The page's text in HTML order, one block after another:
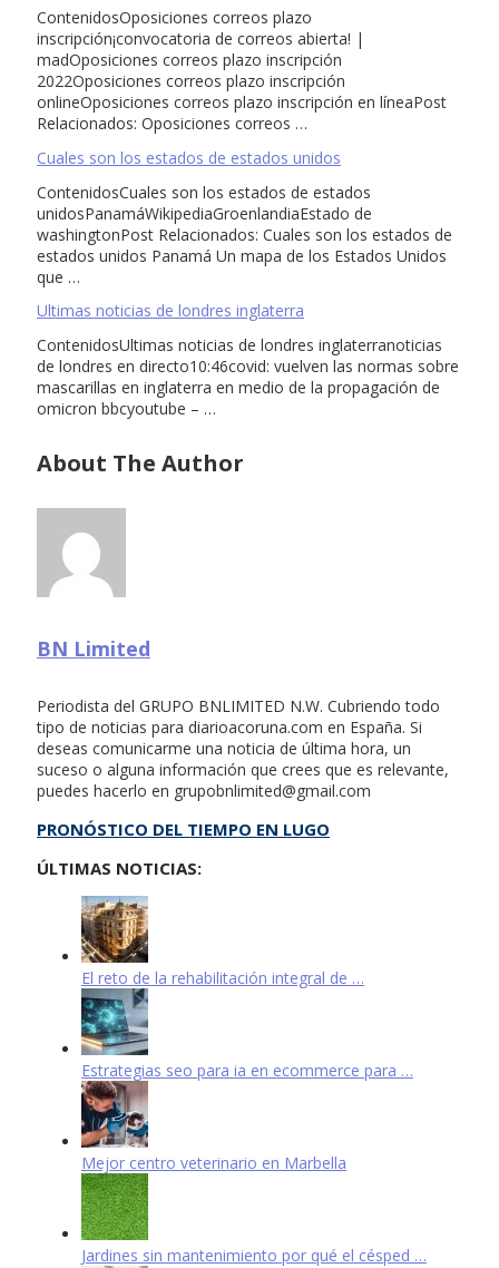
ContenidosOposiciones correos plazo
inscripción¡convocatoria de correos abierta! |
madOposiciones correos plazo inscripción
2022Oposiciones correos plazo inscripción
onlineOposiciones correos plazo inscripción en líneaPost
Relacionados: Oposiciones correos …
Cuales son los estados de estados unidos
ContenidosCuales son los estados de estados
unidosPanamáWikipediaGroenlandiaEstado de
washingtonPost Relacionados: Cuales son los estados de
estados unidos Panamá Un mapa de los Estados Unidos
que …
Ultimas noticias de londres inglaterra
ContenidosUltimas noticias de londres inglaterranoticias
de londres en directo10:46covid: vuelven las normas sobre
mascarillas en inglaterra en medio de la propagación de
omicron bbcyoutube – …
About The Author
BN Limited
Periodista del GRUPO BNLIMITED N.W. Cubriendo todo
tipo de noticias para diarioacoruna.com en España. Si
deseas comunicarme una noticia de última hora, un
suceso o alguna información que crees que es relevante,
puedes hacerlo en grupobnlimited@gmail.com
PRONÓSTICO DEL TIEMPO EN LUGO
ÚLTIMAS NOTICIAS:
El reto de la rehabilitación integral de …
Estrategias seo para ia en ecommerce para …
Mejor centro veterinario en Marbella
Jardines sin mantenimiento por qué el césped …